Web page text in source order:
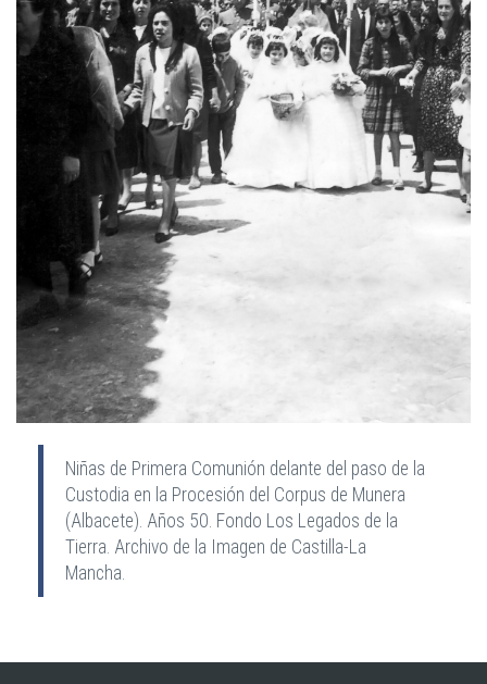
Niñas de Primera Comunión delante del paso de la
Custodia en la Procesión del Corpus de Munera
(Albacete). Años 50. Fondo Los Legados de la
Tierra. Archivo de la Imagen de Castilla-La
Mancha.